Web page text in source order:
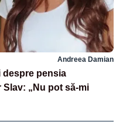
Andreea Damian
despre pensia
„Nu pot să-mi